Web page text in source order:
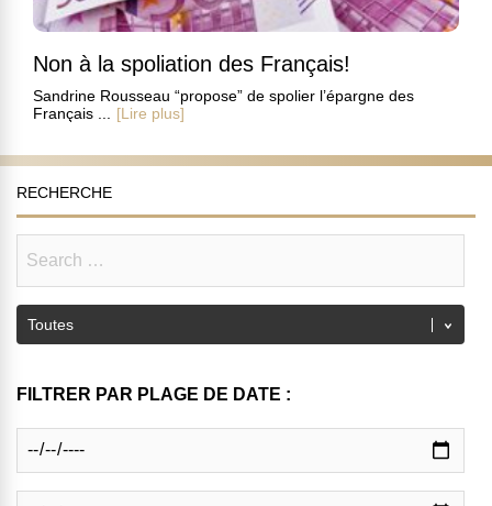
Non à la spoliation des Français!
Sandrine Rousseau “propose” de spolier l’épargne des
Français ...
[Lire plus]
RECHERCHE
FILTRER PAR PLAGE DE DATE :